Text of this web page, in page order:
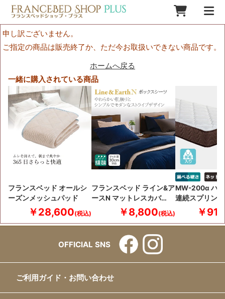
申し訳ございません。
ご指定の商品は販売終了か、ただ今お取扱いできない商品です。
ホームへ戻る
一緒に購入されている商品
フランスベッド オールシ
ーズンメッシュパッド
￥28,600
フランスベッド ライン&ア
ースN マットレスカバ…
￥8,800
MW-200α ハ
連続スプリン
￥
OFFICIAL SNS
ご利用ガイド・お問い合わせ